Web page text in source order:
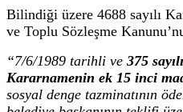
Bilindiği üzere 4688 sayılı
ve Toplu Sözleşme
“7/6/1989 tarihli ve 375
Kararnamenin ek 15 inci
sosyal denge tazminatının